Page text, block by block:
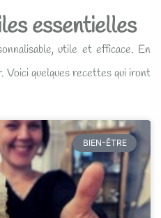
essentielles
utile et efficace. En
Voici quelques recettes qui iront
BIEN-ÊTRE